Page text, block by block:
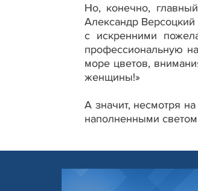
Но, конечно,
Александр
с искренними
профессиональную
море цветов,
женщины!»
А значит, несмотря
наполненными